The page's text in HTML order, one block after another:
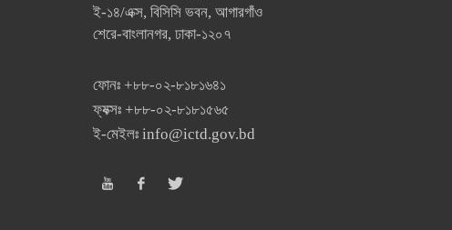
ই-১৪/এক্স, বিসিসি ভবন, আগারগাঁও
শেরে-বাংলানগর, ঢাকা-১২০৭
ফোনঃ +৮৮-০২-৮১৮১৬৪১
ফ্যক্সঃ +৮৮-০২-৮১৮১৫৬৫
ই-মেইলঃ info@ictd.gov.bd